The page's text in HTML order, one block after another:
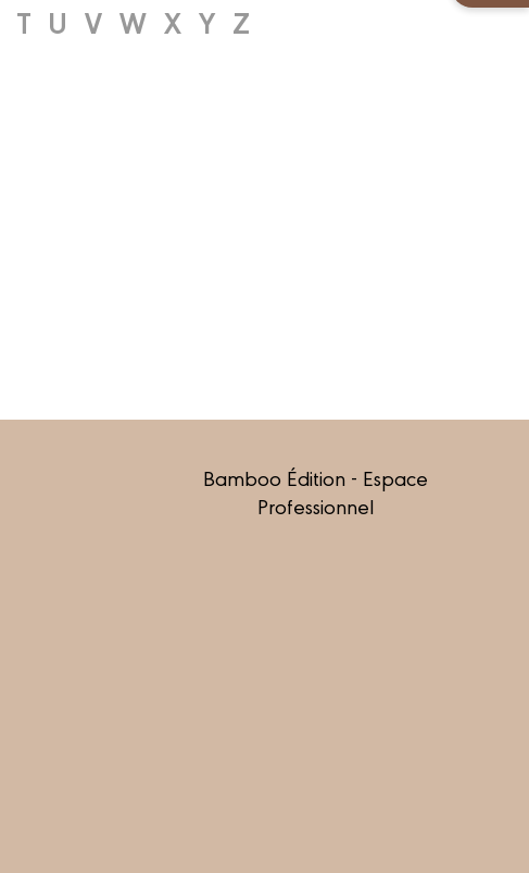
T U V W X Y Z
Bamboo Édition - Espace
Professionnel